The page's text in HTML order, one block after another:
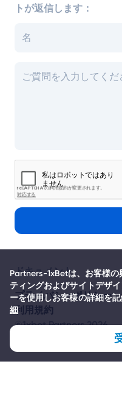
Partners-1xBetは、お客様
ティングおよびサイトデザ
ーを使用しお客様の詳細を記
細
トが返信します：
ドキュメント
プライバシーポリシー
利用規約
©1xbet Partners 2026